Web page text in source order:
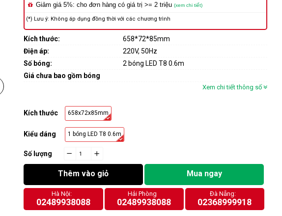
Giảm giá 5%: cho đơn hàng có giá trị >= 2 triệu(xem chi tiết)
(*) Lưu ý: Không áp dụng đồng thời với các chương trình
Kích thước:
658*72*85mm
Điện áp:
220V, 50Hz
Số bóng:
2 bóng LED T8 0.6m
Giá chưa bao gồm bóng
Xem chi tiết thông số
Kích thước 658x72x85mm
Kiểu dáng 1 bóng LED T8 0.6m
Số lượng
Thêm vào giỏ Mua ngay
Hà Nội:
02489938088
Hải Phòng
02489938088
Đà Nẵng:
02368999918